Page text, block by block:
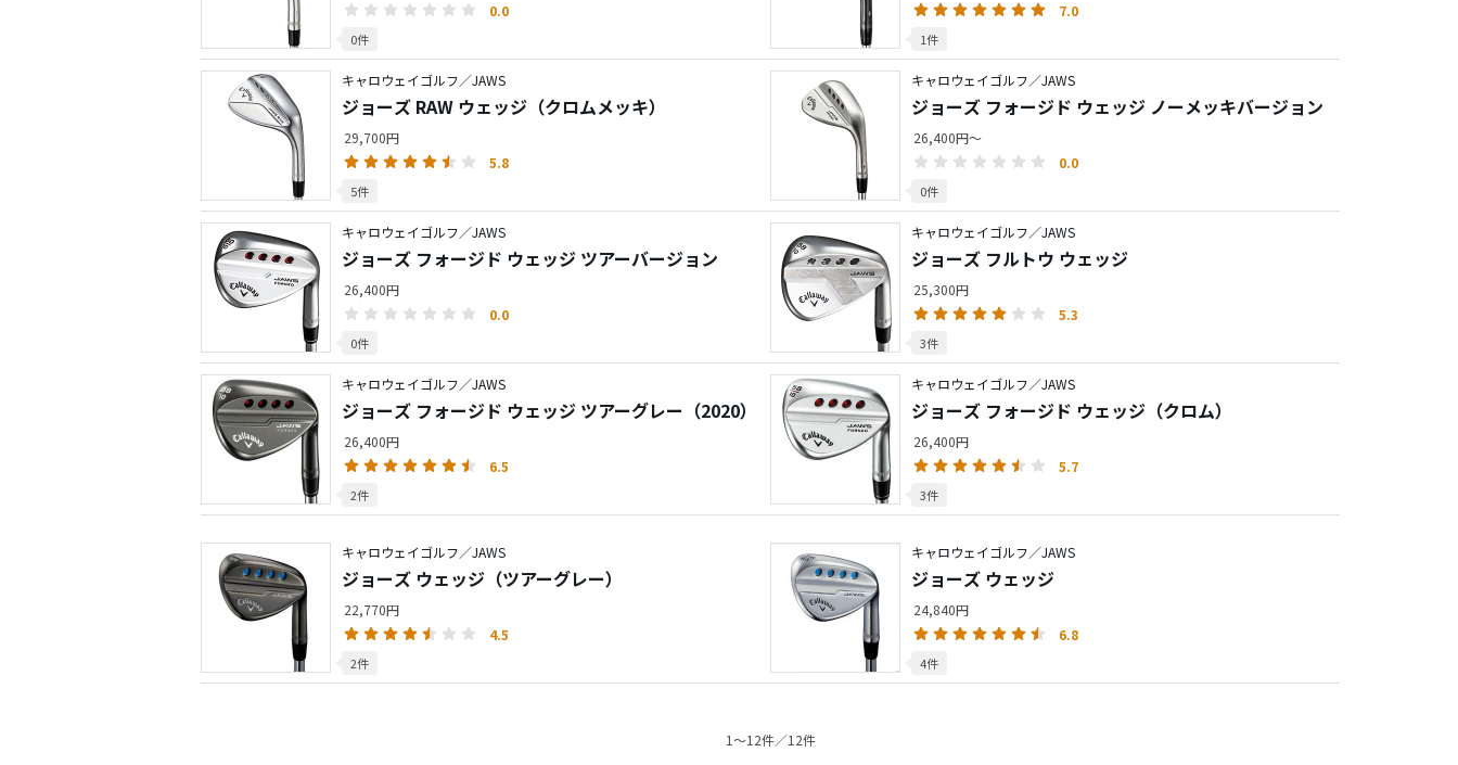
0.0
0件
7.0
1件
キャロウェイゴルフ／JAWS
ジョーズ RAW ウェッジ（クロムメッキ）
29,700円
5.8
5件
キャロウェイゴルフ／JAWS
ジョーズ フォージド ウェッジ ノーメッキバージョン
26,400円～
0.0
0件
キャロウェイゴルフ／JAWS
ジョーズ フォージド ウェッジ ツアーバージョン
26,400円
0.0
0件
キャロウェイゴルフ／JAWS
ジョーズ フルトウ ウェッジ
25,300円
5.3
3件
キャロウェイゴルフ／JAWS
ジョーズ フォージド ウェッジ ツアーグレー（2020）
26,400円
6.5
2件
キャロウェイゴルフ／JAWS
ジョーズ フォージド ウェッジ（クロム）
26,400円
5.7
3件
キャロウェイゴルフ／JAWS
ジョーズ ウェッジ（ツアーグレー）
22,770円
4.5
2件
キャロウェイゴルフ／JAWS
ジョーズ ウェッジ
24,840円
6.8
4件
1〜12件／12件